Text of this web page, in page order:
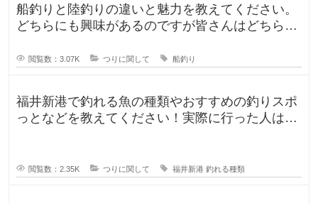
船釣りと陸釣りの違いと魅力を教えてください。
どちらにも興味があるのですが皆さんはどちらが
閲覧数：3.07K つりに関して 船釣り
福井新港で釣れる魚の種類やおすすめの釣りスポ
っとなどを教えてください！実際に行った人はど
閲覧数：2.35K つりに関して 福井新港 釣れる種類